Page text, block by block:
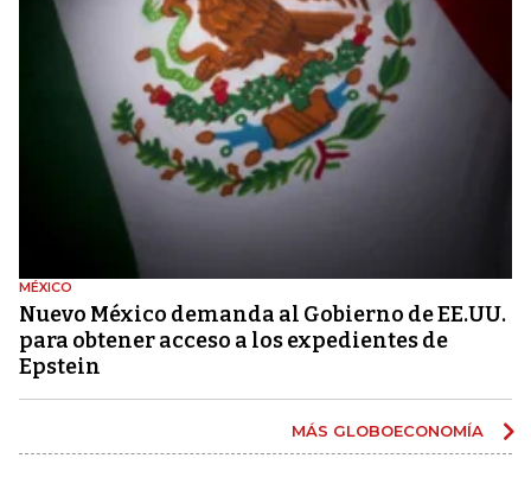
MÉXICO
Nuevo México demanda al Gobierno de EE.UU.
para obtener acceso a los expedientes de
Epstein
MÁS GLOBOECONOMÍA